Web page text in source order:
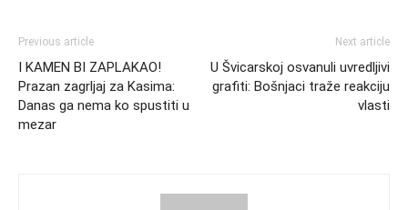
Previous article
I KAMEN BI ZAPLAKAO!
Prazan zagrljaj za Kasima:
Danas ga nema ko spustiti u
mezar
Next article
U Švicarskoj osvanuli uvredljivi
grafiti: Bošnjaci traže reakciju
vlasti